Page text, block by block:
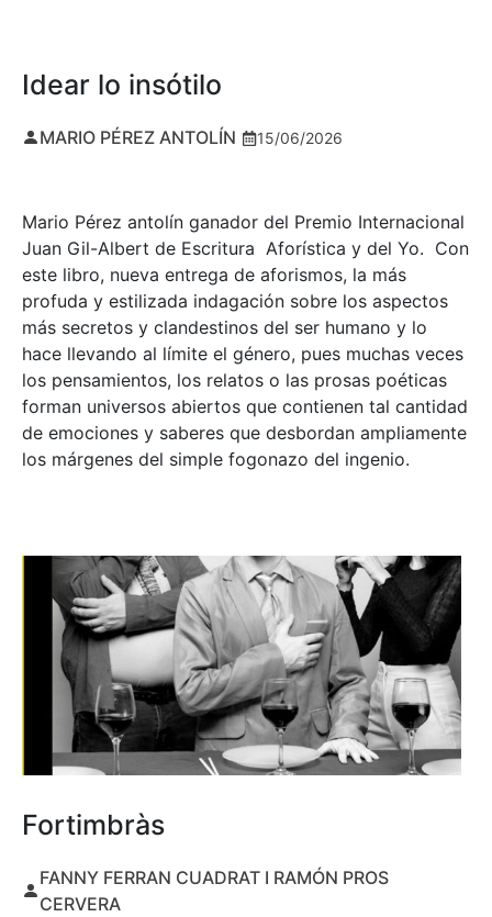
Idear lo insótilo
MARIO PÉREZ ANTOLÍN 15/06/2026
Mario Pérez antolín ganador del Premio Internacional
Juan Gil-Albert de Escritura Aforística y del Yo. Con
este libro, nueva entrega de aforismos, la más
profuda y estilizada indagación sobre los aspectos
más secretos y clandestinos del ser humano y lo
hace llevando al límite el género, pues muchas veces
los pensamientos, los relatos o las prosas poéticas
forman universos abiertos que contienen tal cantidad
de emociones y saberes que desbordan ampliamente
los márgenes del simple fogonazo del ingenio.
Fortimbràs
FANNY FERRAN CUADRAT I RAMÓN PROS
CERVERA